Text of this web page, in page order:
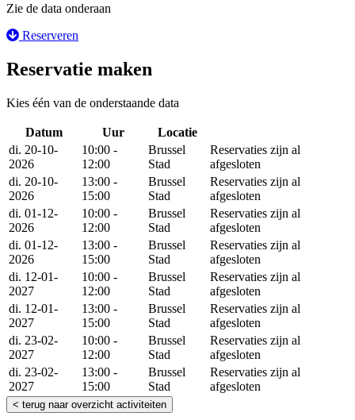
Zie de data onderaan
Reserveren
Reservatie maken
Kies één van de onderstaande data
Datum Uur Locatie
di. 20-10-
2026
10:00 -
12:00
Brussel
Stad
Reservaties zijn al
afgesloten
di. 20-10-
2026
13:00 -
15:00
Brussel
Stad
Reservaties zijn al
afgesloten
di. 01-12-
2026
10:00 -
12:00
Brussel
Stad
Reservaties zijn al
afgesloten
di. 01-12-
2026
13:00 -
15:00
Brussel
Stad
Reservaties zijn al
afgesloten
di. 12-01-
2027
10:00 -
12:00
Brussel
Stad
Reservaties zijn al
afgesloten
di. 12-01-
2027
13:00 -
15:00
Brussel
Stad
Reservaties zijn al
afgesloten
di. 23-02-
2027
10:00 -
12:00
Brussel
Stad
Reservaties zijn al
afgesloten
di. 23-02-
2027
13:00 -
15:00
Brussel
Stad
Reservaties zijn al
afgesloten
< terug naar overzicht activiteiten